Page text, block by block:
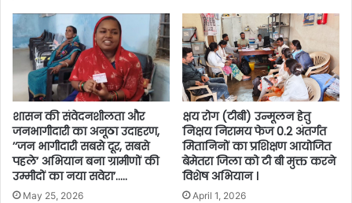
शासन की संवेदनशीलता और
जनभागीदारी का अनूठा उदाहरण,
’‘जन भागीदारी सबसे दूर, सबसे
पहले’ अभियान बना ग्रामीणों की
उम्मीदों का नया सवेरा’…..
May 25, 2026
क्षय रोग (टीबी) उन्मूलन हेतु
निक्षय निरामय फेज 0.2 अंतर्गत
मितानिनों का प्रशिक्षण आयोजित
बेमेतरा जिला को टी बी मुक्त करने
विशेष अभियान ।
April 1, 2026